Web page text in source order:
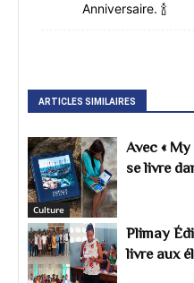
Anniversaire. 🍾
ARTICLES SIMILAIRES
Culture
Avec «
se livre
Plimay
livre aux